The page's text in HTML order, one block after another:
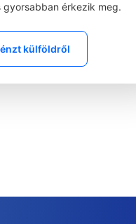
érkezik meg.
külföldről